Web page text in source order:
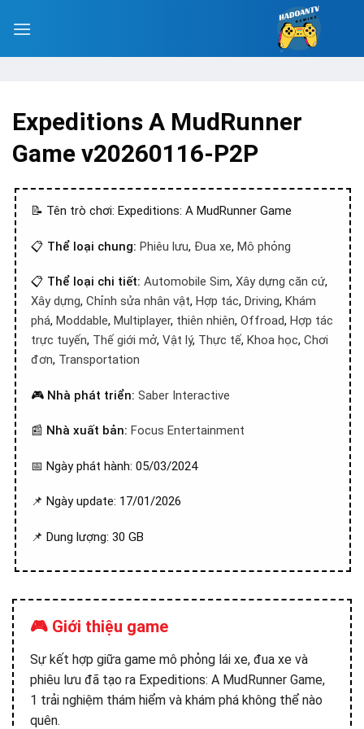
Expeditions A MudRunner
Game v20260116-P2P
📝 Tên trò chơi: Expeditions: A MudRunner Game
📋 Thể loại chung: Phiêu lưu, Đua xe, Mô phỏng
📋 Thể loại chi tiết: Automobile Sim, Xây dựng căn cứ,
Xây dựng, Chỉnh sửa nhân vật, Hợp tác, Driving, Khám
phá, Moddable, Multiplayer, thiên nhiên, Offroad, Hợp tác
trực tuyến, Thế giới mở, Vật lý, Thực tế, Khoa học, Chơi
đơn, Transportation
🎮 Nhà phát triển: Saber Interactive
📰 Nhà xuất bản: Focus Entertainment
📅 Ngày phát hành: 05/03/2024
📌 Ngày update: 17/01/2026
📌 Dung lượng: 30 GB
🎮 Giới thiệu game
Sự kết hợp giữa game mô phỏng lái xe, đua xe và
phiêu lưu đã tạo ra Expeditions: A MudRunner Game,
1 trải nghiệm thám hiểm và khám phá không thể nào
quên.